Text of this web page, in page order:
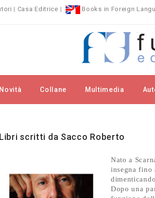
| Casa Editrice | Books in Foreign
Novità Collane Multimedia
Libri scritti da Sacco Roberto
Nato a
insegna fino
Dopo una